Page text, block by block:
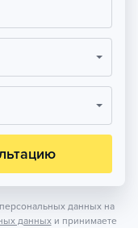
данных на
данных и принимаете